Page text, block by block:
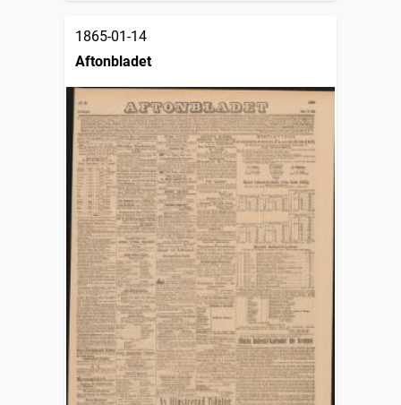
1865-01-14
Aftonbladet